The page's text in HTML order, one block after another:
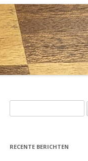
naar:
RECENTE BERICHTEN